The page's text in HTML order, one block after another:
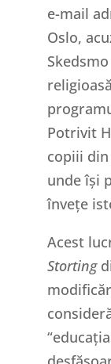
e-mail
Oslo,
Potrivit
copiii din
unde își
învețe
Acest
Storting